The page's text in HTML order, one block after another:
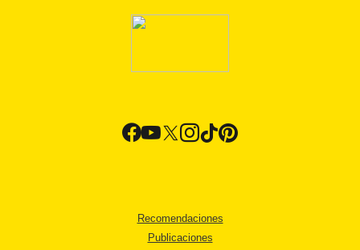
Recomendaciones
Publicaciones